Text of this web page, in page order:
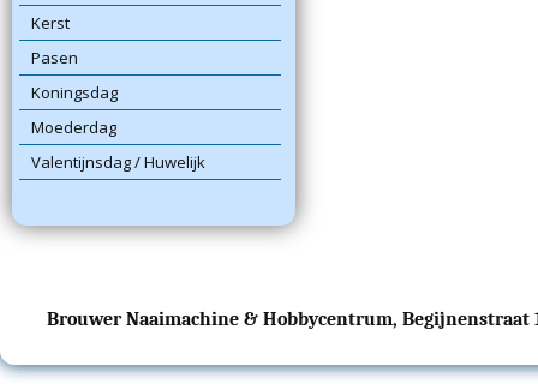
Kerst
Pasen
Koningsdag
Moederdag
Valentijnsdag / Huwelijk
Brouwer Naaimachine & Hobbycentrum, Begijnenstraat